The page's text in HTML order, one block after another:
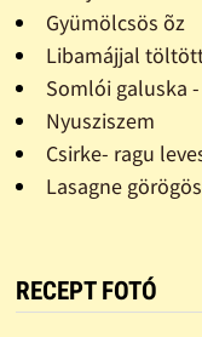
Gyümölcsös õz
Libamájjal
Somlói galuska
Nyusziszem
Csirke- ragu
Lasagne
RECEPT FOTÓ